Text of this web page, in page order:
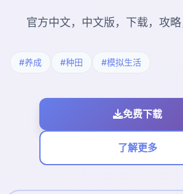
官方中文，中文版，下载，攻
#养成 #种田 #模拟生活
免费下载
了解更多